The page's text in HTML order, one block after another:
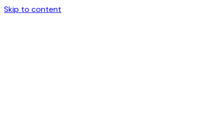
Skip to content